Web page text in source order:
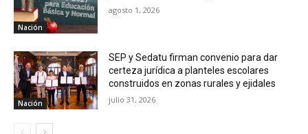
Nación
agosto 1, 2026
Nación
SEP y Sedatu firman convenio para dar
certeza jurídica a planteles escolares
construidos en zonas rurales y ejidales
julio 31, 2026